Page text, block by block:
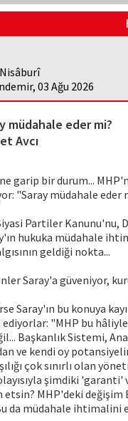
03 Ağu 2026
müdahale eder mi?
Avcı
ne garip bir durum...
"Saray müdahale eder
Partiler Kanunu'nu,
hukuka müdahale
geldiği nokta...
Saray'a güveniyor,
Saray'ın bu konuya
"MHP bu
Başkanlık Sistemi,
ve kendi oy
çok sınırlı olan
şimdiki
etsin? MHP'deki
da müdahale ihtimalini